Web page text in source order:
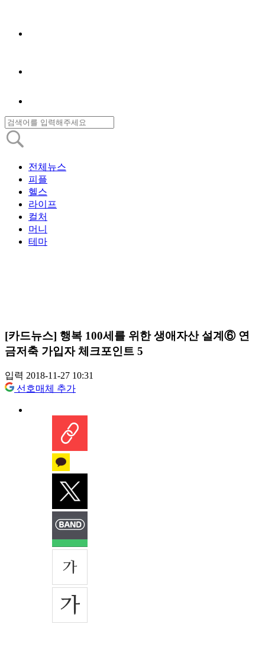
전체뉴스
피플
헬스
라이프
컬처
머니
테마
[카드뉴스] 행복 100세를 위한 생애자산 설계⑥ 연
금저축 가입자 체크포인트 5
입력 2018-11-27 10:31
선호매체 추가